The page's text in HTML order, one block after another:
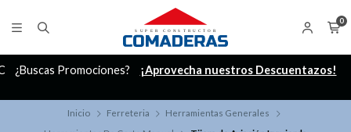
0
¿Buscas Promociones? ¡Aprovecha nuestros Descuentazos!
Inicio Ferreteria
Herramientas Generales